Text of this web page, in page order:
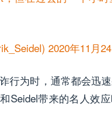
2020年11月24
行为时，通常都会迅
Seidel带来的名人效